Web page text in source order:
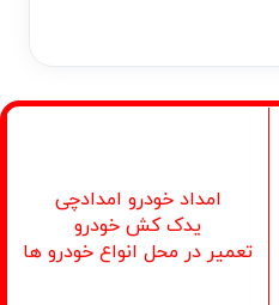
امداد خودرو امدادچی
یدک کش خودرو
تعمیر در محل انواع خودرو ها